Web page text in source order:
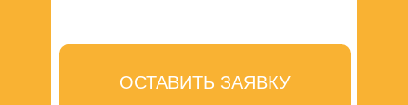
ОСТАВИТЬ ЗАЯВКУ